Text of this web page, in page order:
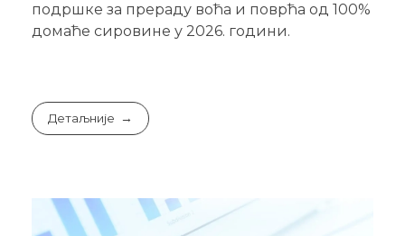
подршке за прераду воћа и поврћа од 100%
домаће сировине у 2026. години.
Детаљније